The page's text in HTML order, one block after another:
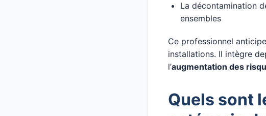
La décontamination
ensembles
Ce professionnel
installations. Il intègre
l’augmentation des
Quels sont